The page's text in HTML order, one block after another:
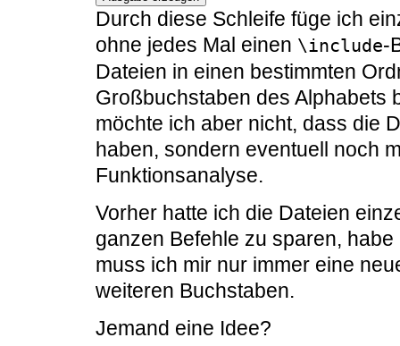
Durch diese Schleife füge ich
ohne jedes Mal einen \include-
Dateien in einen bestimmten
Großbuchstaben des Alphabets
möchte ich aber nicht, dass die
haben, sondern eventuell noch
Funktionsanalyse.
Vorher hatte ich die Dateien
ganzen Befehle zu sparen,
muss ich mir nur immer eine
weiteren Buchstaben.
Jemand eine Idee?